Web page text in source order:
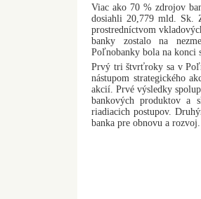
Viac ako 70 % zdrojov
dosiahli 20,779 mld. Sk.
prostredníctvom
banky zostalo na
Poľnobanky bola na konci
Prvý tri štvrťroky sa v
nástupom strategického
akcií. Prvé výsledky
bankových produktov a
riadiacich postupov.
banka pre obnovu a rozvoj.